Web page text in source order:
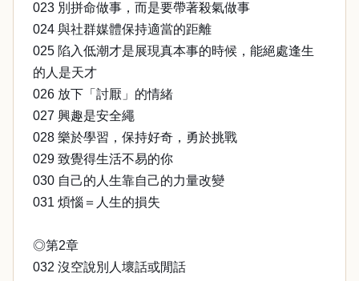
023 別拼命做事，而是要帶著殺氣做事
024 與社群媒體保持適當的距離
025 陷入低潮才是展現真本事的時候，能絕處逢生
的人是天才
026 放下「討厭」的情緒
027 興趣是安全繩
028 樂於學習，保持好奇，勇於挑戰
029 致覺得生活不易的你
030 自己的人生靠自己的力量改變
031 煩惱＝人生的損失
◎第2章
032 沒空說別人壞話或閒話